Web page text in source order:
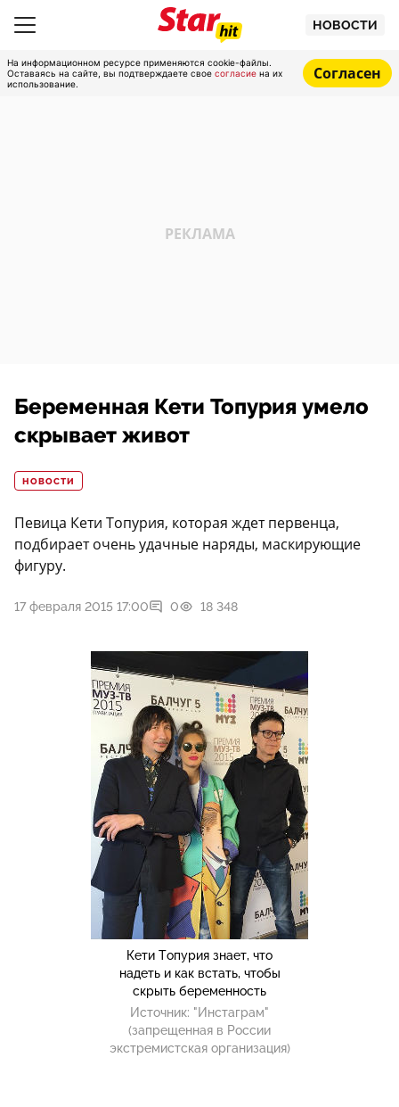
НОВОСТИ
На информационном ресурсе применяются cookie-файлы.
Оставаясь на сайте, вы подтверждаете свое согласие на их
использование.
Согласен
Беременная Кети Топурия умело
скрывает живот
НОВОСТИ
Певица Кети Топурия, которая ждет первенца,
подбирает очень удачные наряды, маскирующие
фигуру.
17 февраля 2015 17:00 0 18 348
Кети Топурия знает, что
надеть и как встать, чтобы
скрыть беременность
Источник: "Инстаграм"
(запрещенная в России
экстремистская организация)